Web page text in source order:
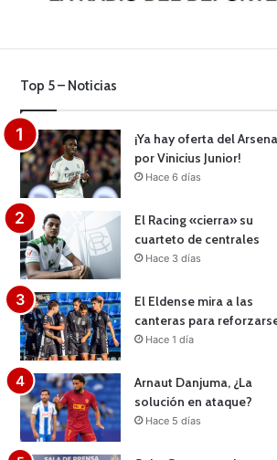
Top 5 – Noticias
¡Ya hay oferta del
por Vinicius Junior!
Hace 6 días
El Racing «cierra» su
cuarteto de centrales
Hace 3 días
El Eldense mira a las
canteras para
Hace 1 día
Arnaut Danjuma, ¿La
solución en ataque?
Hace 5 días